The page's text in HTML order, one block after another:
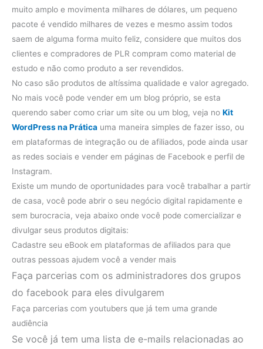
muito amplo e movimenta milhares de dólares, um pequeno
pacote é vendido milhares de vezes e mesmo assim todos
saem de alguma forma muito feliz, considere que muitos dos
clientes e compradores de PLR compram como material de
estudo e não como produto a ser revendidos.
No caso são produtos de altíssima qualidade e valor agregado.
No mais você pode vender em um blog próprio, se esta
querendo saber como criar um site ou um blog, veja no Kit
WordPress na Prática uma maneira simples de fazer isso, ou
em plataformas de integração ou de afiliados, pode ainda usar
as redes sociais e vender em páginas de Facebook e perfil de
Instagram.
Existe um mundo de oportunidades para você trabalhar a partir
de casa, você pode abrir o seu negócio digital rapidamente e
sem burocracia, veja abaixo onde você pode comercializar e
divulgar seus produtos digitais:
Cadastre seu eBook em plataformas de afiliados para que
outras pessoas ajudem você a vender mais
Faça parcerias com os administradores dos grupos
do facebook para eles divulgarem
Faça parcerias com youtubers que já tem uma grande
audiência
Se você já tem uma lista de e-mails relacionadas ao